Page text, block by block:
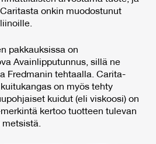
onkin muodostunut
pakkauksissa on
Avainlipputunnus, sillä ne
Fredmanin tehtaalla. Carita-
on myös tehty
kuidut (eli viskoosi) on
kertoo tuotteen tulevan
metsistä.